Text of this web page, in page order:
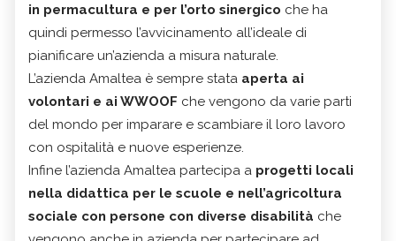
in permacultura e per l’orto sinergico che ha
quindi permesso l’avvicinamento all’ideale di
pianificare un’azienda a misura naturale.
L’azienda Amaltea è sempre stata aperta ai
volontari e ai WWOOF che vengono da varie parti
del mondo per imparare e scambiare il loro lavoro
con ospitalità e nuove esperienze.
Infine l’azienda Amaltea partecipa a progetti locali
nella didattica per le scuole e nell’agricoltura
sociale con persone con diverse disabilità che